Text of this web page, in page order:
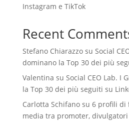
Instagram e TikTok
Recent
Stefano Chiarazzosu Social
dominano la Top 30 dei più
Valentina su Social CEO Lab. I
la Top 30 dei più seguiti su
Carlotta Schifanosu 6 profili di
media tra promoter,